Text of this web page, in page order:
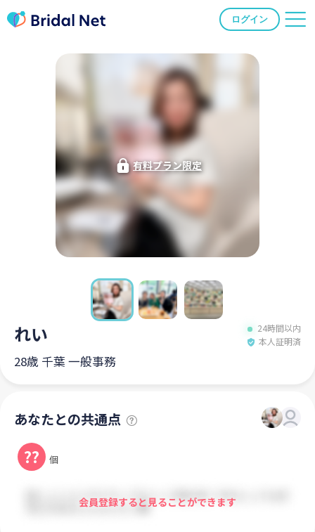
ログイン
有料プラン限定
れい
24時間以内
本人証明済
28歳 千葉 一般事務
あなたとの共通点
?? 個
会員登録すると見ることができます